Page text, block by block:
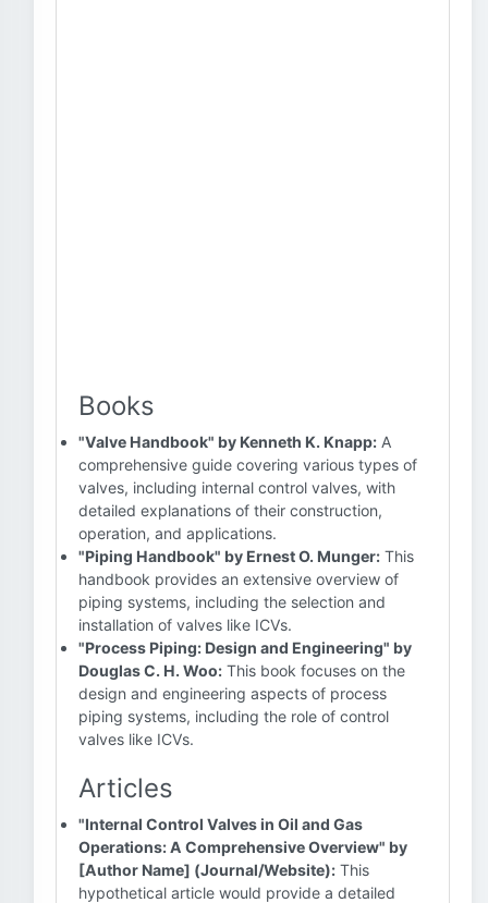
Books
"Valve Handbook" by Kenneth K. Knapp: A
comprehensive guide covering various types of
valves, including internal control valves, with
detailed explanations of their construction,
operation, and applications.
"Piping Handbook" by Ernest O. Munger: This
handbook provides an extensive overview of
piping systems, including the selection and
installation of valves like ICVs.
"Process Piping: Design and Engineering" by
Douglas C. H. Woo: This book focuses on the
design and engineering aspects of process
piping systems, including the role of control
valves like ICVs.
Articles
"Internal Control Valves in Oil and Gas
Operations: A Comprehensive Overview" by
[Author Name] (Journal/Website): This
hypothetical article would provide a detailed